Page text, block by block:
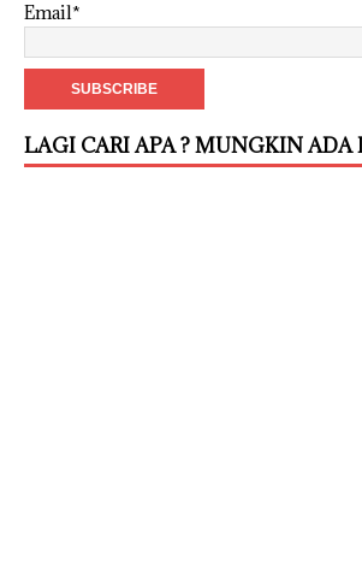
Email*
LAGI CARI APA ? MUNGKIN ADA